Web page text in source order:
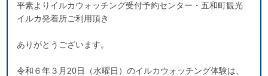
平素よりイルカウォッチング受付予約センター・五和町観光
イルカ発着所ご利用頂き
ありがとうございます。
令和６年３月20日（水曜日）のイルカウォッチング体験は、